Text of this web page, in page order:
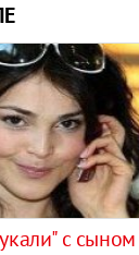
с